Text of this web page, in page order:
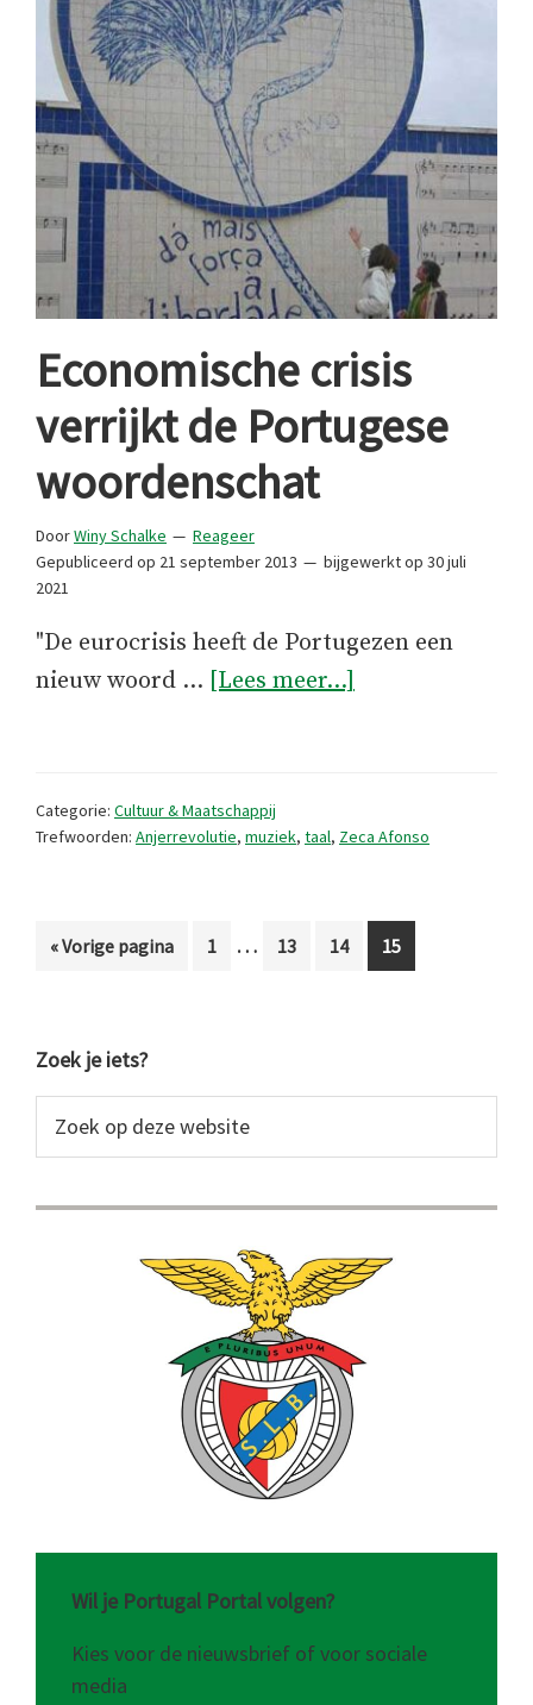
Economische crisis
verrijkt de Portugese
woordenschat
DoorWiny Schalke
Reageer
Gepubliceerd op 21 september 2013 bijgewerkt op 30 juli
2021
"De eurocrisis heeft de Portugezen een
nieuw woord … [Lees meer...]
Portugese
Categorie: Cultuur & Maatschappij
Trefwoorden: Anjerrevolutie, muziek, taal, Zeca Afonso
«Ga
Vorige pagina Pagina
1
Interim
… Pagina
13 Pagina
14 Pagina
15
Primaire
Sidebar
Zoek je iets?
op
website
Wil je Portugal Portal volgen?
Kies voor de nieuwsbrief of voor sociale
media